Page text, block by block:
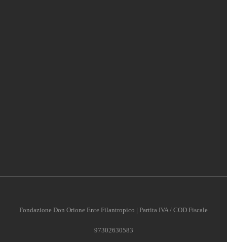
Fondazione Don Orione Ente Filantropico | Partita IVA / COD Fiscale
97302630583